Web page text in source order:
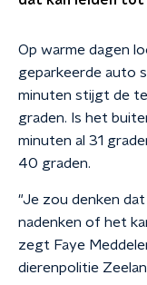
Op warme dagen
geparkeerde auto
minuten stijgt de
graden. Is het
minuten al 31
40 graden.
"Je zou denken
nadenken of het
zegt Faye
dierenpolitie